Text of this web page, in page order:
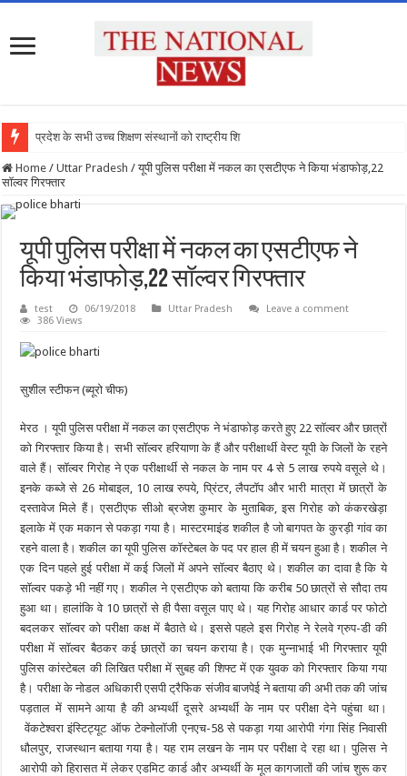
प्रदेश के सभी उच्च शिक्षण संस्थानों को राष्ट्रीय शिक्षा नीति
Home / Uttar Pradesh / यूपी पुलिस परीक्षा में नकल का एसटीएफ ने किया भंडाफोड़,22
सॉल्वर गिरफ्तार
यूपी पुलिस परीक्षा में नकल का एसटीएफ ने
किया भंडाफोड़,22 सॉल्वर गिरफ्तार
test 06/19/2018 Uttar Pradesh
Leave a comment
386 Views
सुशील स्टीफन (ब्यूरो चीफ)
मेरठ । यूपी पुलिस परीक्षा में नकल का एसटीएफ ने भंडाफोड़ करते हुए 22 सॉल्वर और छात्रों
को गिरफ्तार किया है। सभी सॉल्वर हरियाणा के हैं और परीक्षार्थी वेस्ट यूपी के जिलों के रहने
वाले हैं। सॉल्वर गिरोह ने एक परीक्षार्थी से नकल के नाम पर 4 से 5 लाख रुपये वसूले थे।
इनके कब्जे से 26 मोबाइल, 10 लाख रुपये, प्रिंटर, लैपटॉप और भारी मात्रा में छात्रों के
दस्तावेज मिले हैं। एसटीएफ सीओ ब्रजेश कुमार के मुताबिक, इस गिरोह को कंकरखेड़ा
इलाके में एक मकान से पकड़ा गया है। मास्टरमाइंड शकील है जो बागपत के कुरड़ी गांव का
रहने वाला है। शकील का यूपी पुलिस कॉस्टेबल के पद पर हाल ही में चयन हुआ है। शकील ने
एक दिन पहले हुई परीक्षा में कई जिलों में अपने सॉल्वर बैठाए थे। शकील का दावा है कि ये
सॉल्वर पकड़े भी नहीं गए। शकील ने एसटीएफ को बताया कि करीब 50 छात्रों से सौदा तय
हुआ था। हालांकि वे 10 छात्रों से ही पैसा वसूल पाए थे। यह गिरोह आधार कार्ड पर फोटो
बदलकर सॉल्वर को परीक्षा कक्ष में बैठाते थे। इससे पहले इस गिरोह ने रेलवे ग्रुप-डी की
परीक्षा में सॉल्वर बैठकर कई छात्रों का चयन कराया है। एक मुन्नाभाई भी गिरफ्तार यूपी
पुलिस कांस्टेबल की लिखित परीक्षा में सुबह की शिफ्ट में एक युवक को गिरफ्तार किया गया
है। परीक्षा के नोडल अधिकारी एसपी ट्रैफिक संजीव बाजपेई ने बताया की अभी तक की जांच
पड़ताल में सामने आया है की अभ्यर्थी दूसरे अभ्यर्थी के नाम पर परीक्षा देने पहुंचा था।
वेंकटेश्वरा इंस्टिट्यूट ऑफ टेक्नोलॉजी एनएच-58 से पकड़ा गया आरोपी गंगा सिंह निवासी
धौलपुर, राजस्थान बताया गया है। यह राम लखन के नाम पर परीक्षा दे रहा था। पुलिस ने
आरोपी को हिरासत में लेकर एडमिट कार्ड और अभ्यर्थी के मूल कागजातों की जांच शुरू कर